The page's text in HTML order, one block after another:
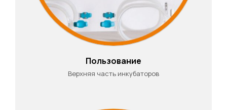
Пользование
Верхняя часть инкубаторов